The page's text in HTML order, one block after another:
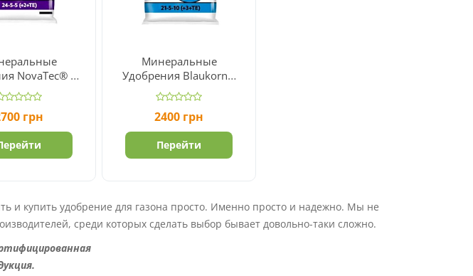
NovaTec® N-
5-5(+2+TE)
грн
Минеральные
Удобрения Blaukorn®
Suprem 21-5-10 (+3+TE)
2400 грн
Перейти
и купить удобрение для газона просто. Именно просто и надежно. Мы не
среди которых сделать выбор бывает довольно-таки сложно.